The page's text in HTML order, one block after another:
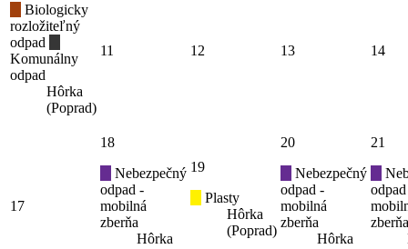
Biologicky
rozložiteľný
odpad
Komunálny
odpad
Hôrka
(Poprad)
11 12 13 14
17
18
Nebezpečný
odpad -
mobilná
zberňa
Hôrka
19
Plasty
Hôrka
(Poprad)
20
Nebezpečný
odpad -
mobilná
zberňa
Hôrka
21
zberňa